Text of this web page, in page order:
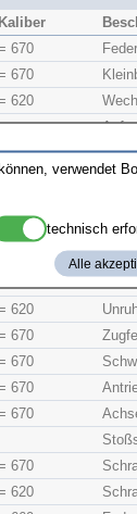
Kaliber
670
670
620
620
620
= 620
620
620
670
670
670
670
670
620
verwendet
technisch
Alle